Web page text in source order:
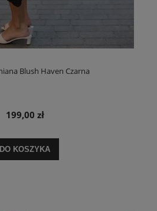
Blush Haven Czarna
199,00 zł
DO KOSZYKA